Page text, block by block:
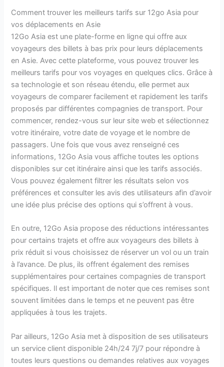
Comment trouver les meilleurs tarifs sur 12go Asia pour
vos déplacements en Asie
12Go Asia est une plate-forme en ligne qui offre aux
voyageurs des billets à bas prix pour leurs déplacements
en Asie. Avec cette plateforme, vous pouvez trouver les
meilleurs tarifs pour vos voyages en quelques clics. Grâce à
sa technologie et son réseau étendu, elle permet aux
voyageurs de comparer facilement et rapidement les tarifs
proposés par différentes compagnies de transport. Pour
commencer, rendez-vous sur leur site web et sélectionnez
votre itinéraire, votre date de voyage et le nombre de
passagers. Une fois que vous avez renseigné ces
informations, 12Go Asia vous affiche toutes les options
disponibles sur cet itinéraire ainsi que les tarifs associés.
Vous pouvez également filtrer les résultats selon vos
préférences et consulter les avis des utilisateurs afin d’avoir
une idée plus précise des options qui s’offrent à vous.
En outre, 12Go Asia propose des réductions intéressantes
pour certains trajets et offre aux voyageurs des billets à
prix réduit si vous choisissez de réserver un vol ou un train
à l’avance. De plus, ils offrent également des remises
supplémentaires pour certaines compagnies de transport
spécifiques. Il est important de noter que ces remises sont
souvent limitées dans le temps et ne peuvent pas être
appliquées à tous les trajets.
Par ailleurs, 12Go Asia met à disposition de ses utilisateurs
un service client disponible 24h/24 7j/7 pour répondre à
toutes leurs questions ou demandes relatives aux voyages